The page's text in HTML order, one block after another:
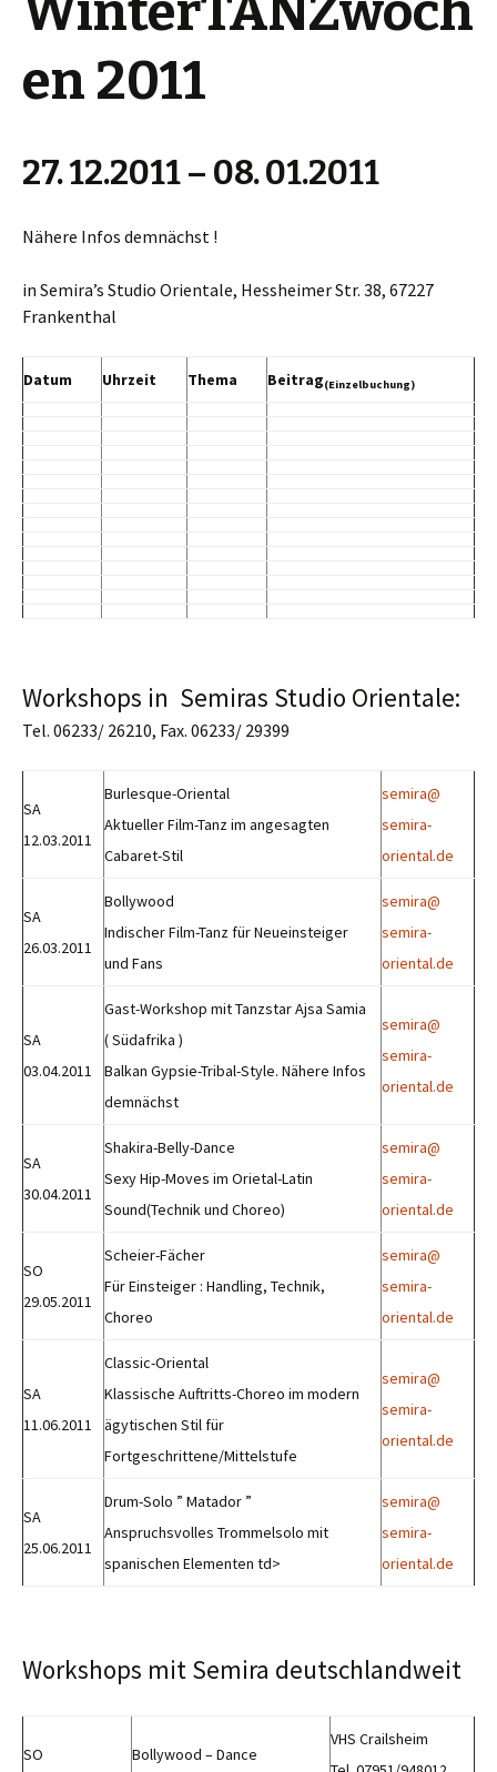
en 2011
27. 12.2011 – 08. 01.2011
Nähere Infos demnächst !
in Semira’s Studio Orientale, Hessheimer Str. 38, 67227
Frankenthal
Datum Uhrzeit Thema Beitrag(Einzelbuchung)
Workshops in Semiras Studio Orientale:
Tel. 06233/ 26210, Fax. 06233/ 29399
SA
12.03.2011
Burlesque-Oriental
Aktueller Film-Tanz im angesagten
Cabaret-Stil
semira@
semira-
oriental.de
SA
26.03.2011
Bollywood
Indischer Film-Tanz für Neueinsteiger
und Fans
semira@
semira-
oriental.de
SA
03.04.2011
Gast-Workshop mit Tanzstar Ajsa Samia
( Südafrika )
Balkan Gypsie-Tribal-Style. Nähere Infos
demnächst
semira@
semira-
oriental.de
SA
30.04.2011
Shakira-Belly-Dance
Sexy Hip-Moves im Orietal-Latin
Sound(Technik und Choreo)
semira@
semira-
oriental.de
SO
29.05.2011
Scheier-Fächer
Für Einsteiger : Handling, Technik,
Choreo
semira@
semira-
oriental.de
SA
11.06.2011
Classic-Oriental
Klassische Auftritts-Choreo im modern
ägytischen Stil für
Fortgeschrittene/Mittelstufe
semira@
semira-
oriental.de
SA
25.06.2011
Drum-Solo ” Matador ”
Anspruchsvolles Trommelsolo mit
spanischen Elementen td>
semira@
semira-
oriental.de
Workshops mit Semira deutschlandweit
SO Bollywood – Dance
VHS Crailsheim